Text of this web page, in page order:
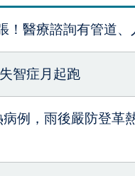
！醫療諮詢有管道
智症月起跑
例，雨後嚴防登革